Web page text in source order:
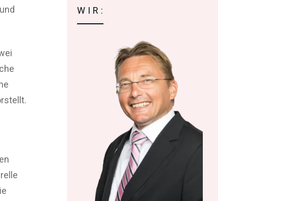
WIR: